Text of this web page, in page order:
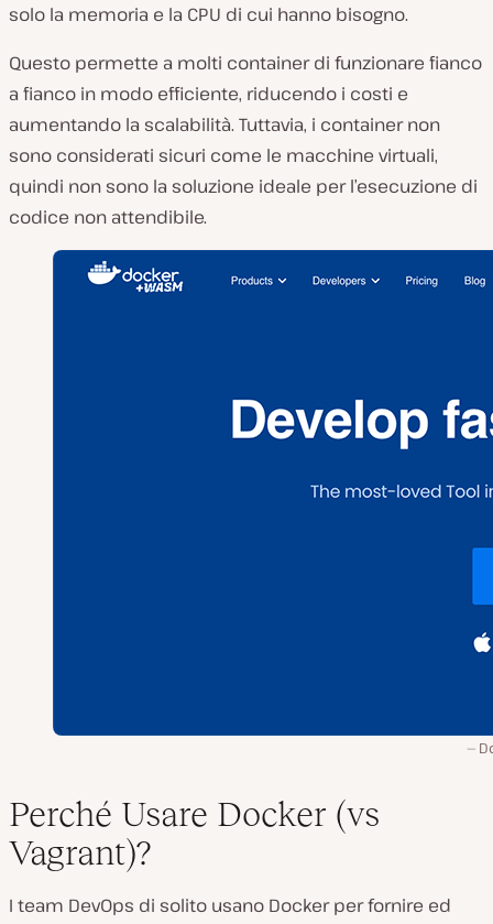
solo la memoria e la CPU di cui hanno bisogno.
Questo permette a molti container di funzionare fianco
a fianco in modo efficiente, riducendo i costi e
aumentando la scalabilità. Tuttavia, i container non
sono considerati sicuri come le macchine virtuali,
quindi non sono la soluzione ideale per l’esecuzione di
codice non attendibile.
Perché Usare Docker (vs
Vagrant)?
I team DevOps di solito usano Docker per fornire ed